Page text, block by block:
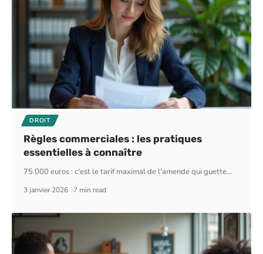
DROIT
Règles commerciales : les pratiques
essentielles à connaître
75 000 euros : c'est le tarif maximal de l'amende qui guette…
3 janvier 2026 7 min read